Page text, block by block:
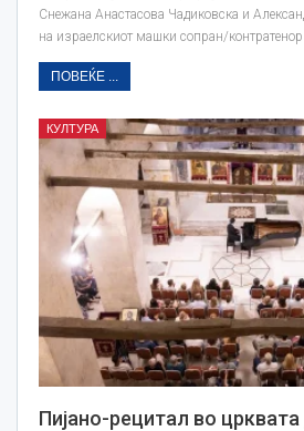
Снежана Анастасова Чадиковска и
на израелскиот машки сопран/
ПОВЕЌЕ ...
КУЛТУРА
Пијано-рецитал во црквата